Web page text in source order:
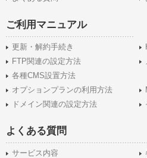
ご利用マニュアル
更新・解約手続き
FTP関連の設定方法
各種CMS設置方法
オプションプランの利用方法
ドメイン関連の設定方法
よくある質問
サービス内容